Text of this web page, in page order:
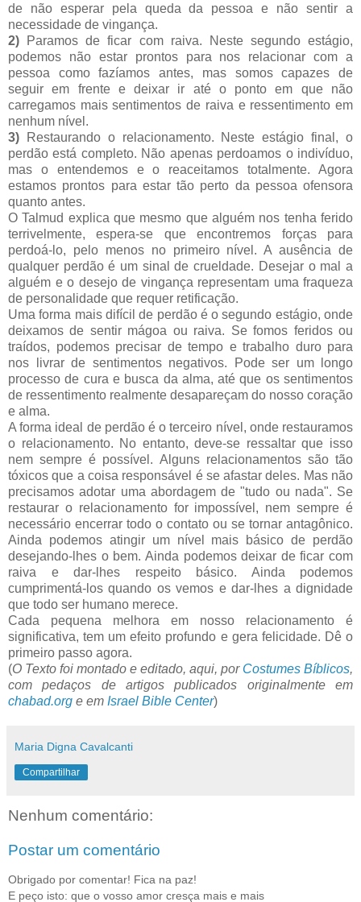
de não esperar pela queda da pessoa e não sentir a
necessidade de vingança.
2) Paramos de ficar com raiva. Neste segundo estágio,
podemos não estar prontos para nos relacionar com a
pessoa como fazíamos antes, mas somos capazes de
seguir em frente e deixar ir até o ponto em que não
carregamos mais sentimentos de raiva e ressentimento em
nenhum nível.
3)
Restaurando o relacionamento. Neste estágio final, o
perdão está completo. Não apenas perdoamos o indivíduo,
mas o entendemos e o reaceitamos totalmente. Agora
estamos prontos para estar tão perto da pessoa ofensora
quanto antes.
O Talmud explica que mesmo que alguém nos tenha ferido
terrivelmente, espera-se que encontremos forças para
perdoá-lo, pelo menos no primeiro nível. A ausência de
qualquer perdão é um sinal de crueldade. Desejar o mal a
alguém e o desejo de vingança representam uma fraqueza
de personalidade que requer retificação.
Uma forma mais difícil de perdão é o segundo estágio, onde
deixamos de sentir mágoa ou raiva. Se fomos feridos ou
traídos, podemos precisar de tempo e trabalho duro para
nos livrar de sentimentos negativos. Pode ser um longo
processo de cura e busca da alma, até que os sentimentos
de ressentimento realmente desapareçam do nosso coração
e alma.
A forma ideal de perdão é o terceiro nível, onde restauramos
o relacionamento. No entanto, deve-se ressaltar que isso
nem sempre é possível. Alguns relacionamentos são tão
tóxicos que a coisa responsável é se afastar deles. Mas não
precisamos adotar uma abordagem de "tudo ou nada". Se
restaurar o relacionamento for impossível, nem sempre é
necessário encerrar todo o contato ou se tornar antagônico.
Ainda podemos atingir um nível mais básico de perdão
desejando-lhes o bem. Ainda podemos deixar de ficar com
raiva e dar-lhes respeito básico. Ainda podemos
cumprimentá-los quando os vemos e dar-lhes a dignidade
que todo ser humano merece.
Cada pequena melhora em nosso relacionamento é
significativa, tem um efeito profundo e gera felicidade. Dê o
primeiro passo agora.
(O Texto foi montado e editado, aqui, por Costumes Bíblicos,
com pedaços de artigos publicados originalmente em
chabad.org e em Israel Bible Center)
Maria Digna Cavalcanti
Compartilhar
Nenhum comentário:
Postar um comentário
Obrigado por comentar! Fica na paz!
E peço isto: que o vosso amor cresça mais e mais